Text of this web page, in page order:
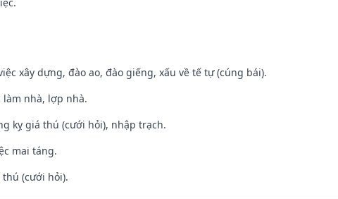
xây dựng, đào ao, đào giếng, xấu về tế tự (cúng bái).
làm nhà, lợp nhà.
kỵ giá thú (cưới hỏi), nhập trạch.
mai táng.
thú (cưới hỏi).